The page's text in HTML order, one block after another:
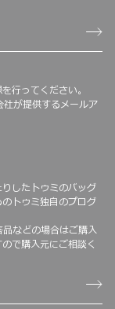
行ってください。
が提供するメールア
したトゥミのバッグ
トゥミ独自のプログ
などの場合はご購入
で購入元にご相談く